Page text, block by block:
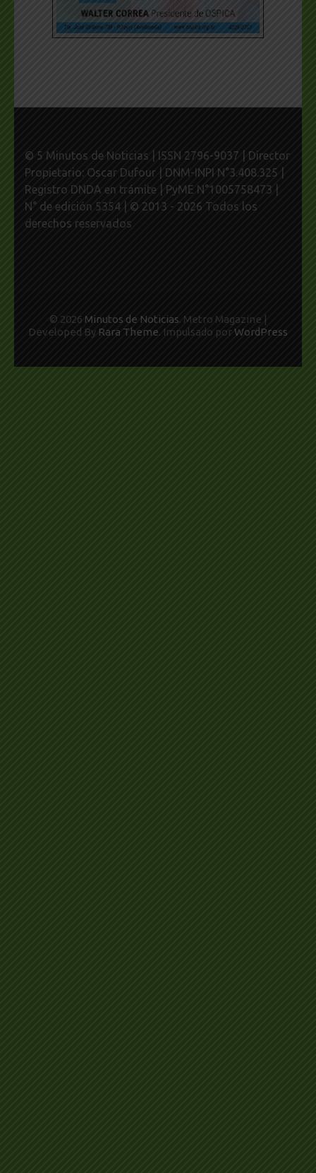
© 5 Minutos de Noticias | ISSN 2796-9037 | Director
Propietario: Oscar Dufour | DNM-INPI N°3.408.325 |
Registro DNDA en trámite | PyME N°1005758473 |
N° de edición 5354 | © 2013 - 2026 Todos los
derechos reservados
© 2026 Minutos de Noticias. Metro Magazine |
Developed By Rara Theme. Impulsado porWordPress